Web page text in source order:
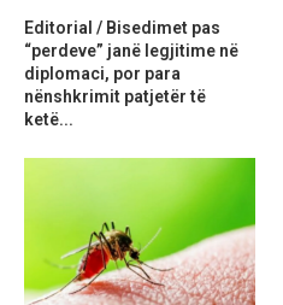
Editorial / Bisedimet pas
“perdeve” janë legjitime në
diplomaci, por para
nënshkrimit patjetër të
ketë...